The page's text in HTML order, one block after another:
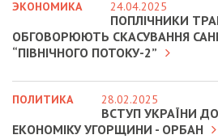
ЭКОНОМИКА 24.04.2025
ПОПЛІЧНИКИ
ОБГОВОРЮЮТЬ СКАСУВАННЯ
“ПІВНІЧНОГО ПОТОКУ-2”
ПОЛИТИКА 28.02.2025
ВСТУП УКРАЇНИ
ЕКОНОМІКУ УГОРЩИНИ - ОРБАН